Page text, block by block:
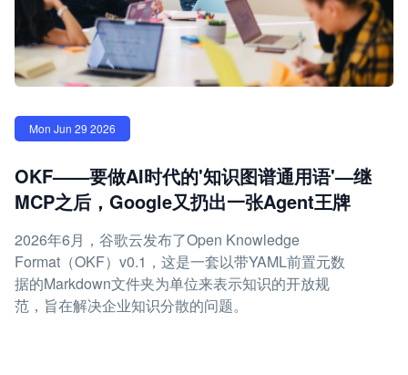
Mon Jun 29 2026
OKF——要做AI时代的'知识图谱通用语'—继
MCP之后，Google又扔出一张Agent王牌
2026年6月，谷歌云发布了Open Knowledge
Format（OKF）v0.1，这是一套以带YAML前置元数
据的Markdown文件夹为单位来表示知识的开放规
范，旨在解决企业知识分散的问题。